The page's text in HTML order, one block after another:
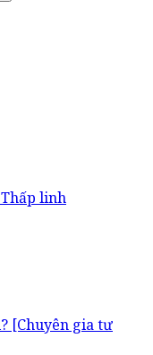
linh
[Chuyên gia tư